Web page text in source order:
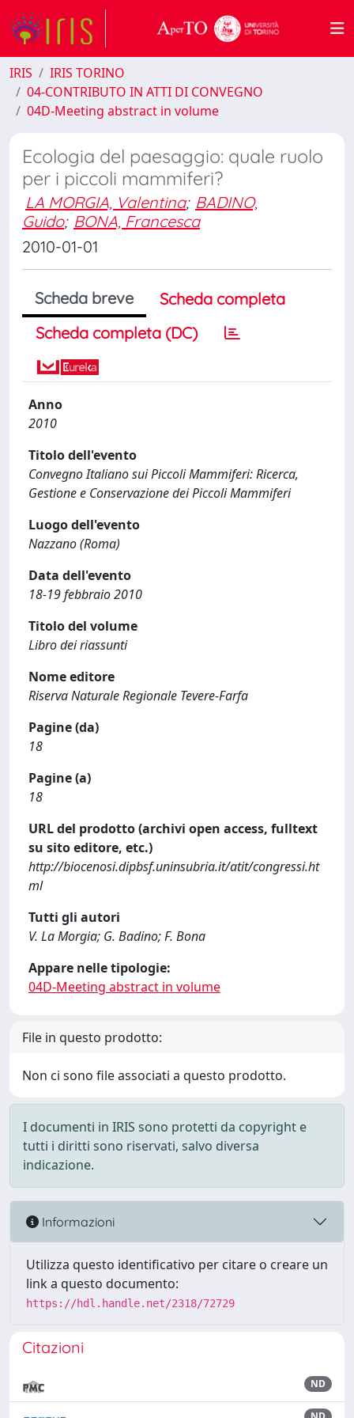
IRIS
IRIS TORINO
04-CONTRIBUTO IN ATTI DI CONVEGNO
04D-Meeting abstract in volume
Ecologia del paesaggio: quale ruolo
per i piccoli mammiferi?
LA MORGIA, Valentina; BADINO,
Guido; BONA, Francesca
2010-01-01
Scheda breve
Scheda completa
Scheda completa (DC)
Anno
2010
Titolo dell'evento
Convegno Italiano sui Piccoli Mammiferi: Ricerca,
Gestione e Conservazione dei Piccoli Mammiferi
Luogo dell'evento
Nazzano (Roma)
Data dell'evento
18-19 febbraio 2010
Titolo del volume
Libro dei riassunti
Nome editore
Riserva Naturale Regionale Tevere-Farfa
Pagine (da)
18
Pagine (a)
18
URL del prodotto (archivi open access, fulltext
su sito editore, etc.)
http://biocenosi.dipbsf.uninsubria.it/atit/congressi.ht
ml
Tutti gli autori
V. La Morgia; G. Badino; F. Bona
Appare nelle tipologie:
04D-Meeting abstract in volume
File in questo prodotto:
Non ci sono file associati a questo prodotto.
I documenti in IRIS sono protetti da copyright e
tutti i diritti sono riservati, salvo diversa
indicazione.
Informazioni
Utilizza questo identificativo per citare o creare un
link a questo documento:
https://hdl.handle.net/2318/72729
Citazioni
ND